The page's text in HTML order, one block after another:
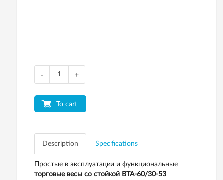
- +
To cart
Description Specifications
Простые в эксплуатации и функциональные
торговые весы со стойкой ВТА-60/30-53